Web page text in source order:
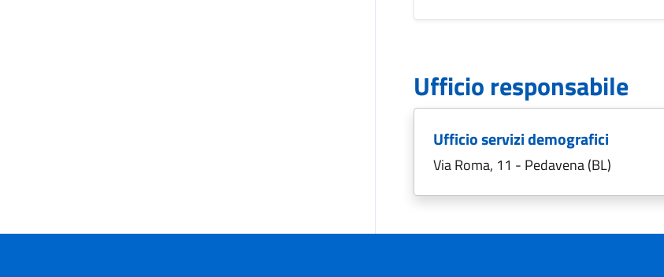
Ufficio responsabile
Ufficio servizi demografici
Via Roma, 11 - Pedavena (BL)